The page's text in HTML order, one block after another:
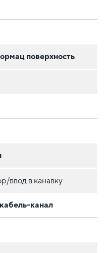
поверхность
ввод в канавку
канал